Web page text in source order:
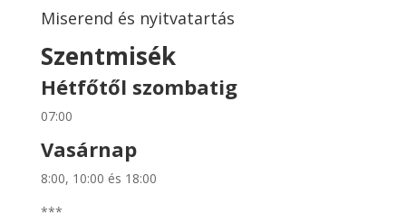
Miserend és nyitvatartás
Szentmisék
Hétfőtől szombatig
07:00
Vasárnap
8:00, 10:00 és 18:00
***